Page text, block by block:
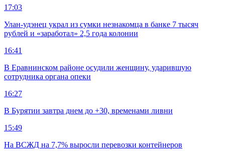
17:03
Улан-удэнец украл из сумки незнакомца в банке 7 тысяч
рублей и «заработал» 2,5 года колонии
16:41
В Еравнинском районе осудили женщину, ударившую
сотрудника органа опеки
16:27
В Бурятии завтра днем до +30, временами ливни
15:49
На ВСЖД на 7,7% выросли перевозки контейнеров